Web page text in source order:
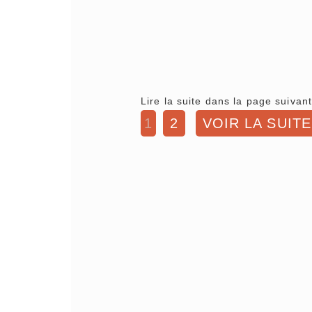
Lire la suite dans la page
1 2 VOIR LA SUITE